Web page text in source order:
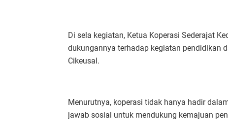
Di sela kegiatan, Ketua Koperasi Sederajat
dukungannya terhadap kegiatan pendidikan
Cikeusal.
Menurutnya, koperasi tidak hanya hadir
jawab sosial untuk mendukung kemajuan